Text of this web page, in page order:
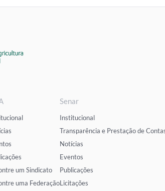
um Sindicato
uma Federação
Senar
Institucional
Transparência e Prestação de
Notícias
Eventos
Publicações
Licitações